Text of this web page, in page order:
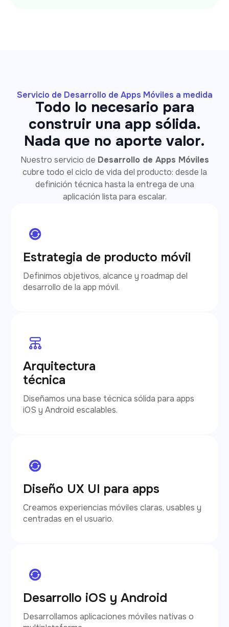
Servicio de Desarrollo de Apps Móviles a medida
Todo lo necesario para
construir una app sólida.
Nada que no aporte valor.
Nuestro servicio de Desarrollo de Apps Móviles
cubre todo el ciclo de vida del producto: desde la
definición técnica hasta la entrega de una
aplicación lista para escalar.
Estrategia de producto móvil
Definimos objetivos, alcance y roadmap del
desarrollo de la app móvil.
Arquitectura
técnica
Diseñamos una base técnica sólida para apps
iOS y Android escalables.
Diseño UX UI para apps
Creamos experiencias móviles claras, usables y
centradas en el usuario.
Desarrollo iOS y Android
Desarrollamos aplicaciones móviles nativas o